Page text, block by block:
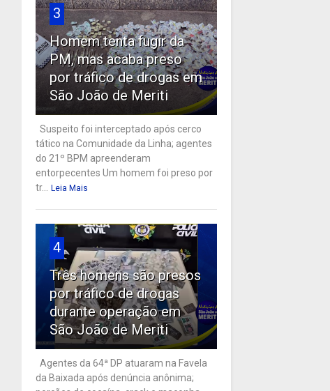
3
Homem tenta fugir da
PM, mas acaba preso
por tráfico de drogas em
São João de Meriti
Suspeito foi interceptado após cerco
tático na Comunidade da Linha; agentes
do 21º BPM apreenderam
entorpecentes Um homem foi preso por
tr...
Leia Mais
4
Três homens são presos
por tráfico de drogas
durante operação em
São João de Meriti
Agentes da 64ª DP atuaram na Favela
da Baixada após denúncia anônima;